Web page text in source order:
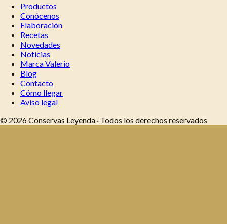
Productos
Conócenos
Elaboración
Recetas
Novedades
Noticias
Marca Valerio
Blog
Contacto
Cómo llegar
Aviso legal
© 2026Conservas Leyenda · Todos los derechos reservados